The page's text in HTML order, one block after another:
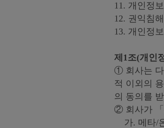
11. 개인정
12. 권익침
13. 개인정
제1조(개인
① 회사는 다
적 이외의
의 동의를
② 회사가 「
가. 메타/